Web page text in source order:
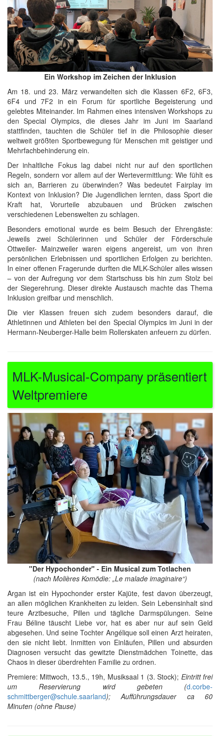
Ein Workshop im Zeichen der Inklusion
Am 18. und 23. März verwandelten sich die Klassen 6F2, 6F3,
6F4 und 7F2 in ein Forum für sportliche Begeisterung und
gelebtes Miteinander. Im Rahmen eines intensiven Workshops zu
den Special Olympics, die dieses Jahr im Juni im Saarland
stattfinden, tauchten die Schüler tief in die Philosophie dieser
weltweit größten Sportbewegung für Menschen mit geistiger und
Mehrfachbehinderung ein.
Der inhaltliche Fokus lag dabei nicht nur auf den sportlichen
Regeln, sondern vor allem auf der Wertevermittlung: Wie fühlt es
sich an, Barrieren zu überwinden? Was bedeutet Fairplay im
Kontext von Inklusion? Die Jugendlichen lernten, dass Sport die
Kraft hat, Vorurteile abzubauen und Brücken zwischen
verschiedenen Lebenswelten zu schlagen.
Besonders emotional wurde es beim Besuch der Ehrengäste:
Jeweils zwei Schülerinnen und Schüler der Förderschule
Ottweiler- Mainzweiler waren eigens angereist, um von ihren
persönlichen Erlebnissen und sportlichen Erfolgen zu berichten.
In einer offenen Fragerunde durften die MLK-Schüler alles wissen
– von der Aufregung vor dem Startschuss bis hin zum Stolz bei
der Siegerehrung. Dieser direkte Austausch machte das Thema
Inklusion greifbar und menschlich.
Die vier Klassen freuen sich zudem besonders darauf, die
Athletinnen und Athleten bei den Special Olympics im Juni in der
Hermann-Neuberger-Halle beim Rollerskaten anfeuern zu dürfen.
MLK-Musical-Company präsentiert
Weltpremiere
"Der Hypochonder" - Ein Musical zum Totlachen
(nach Molières Komödie: „Le malade imaginaire“)
Argan ist ein Hypochonder erster Kajüte, fest davon überzeugt,
an allen möglichen Krankheiten zu leiden. Sein Lebensinhalt sind
teure Arztbesuche, Pillen und tägliche Darmspülungen. Seine
Frau Béline täuscht Liebe vor, hat es aber nur auf sein Geld
abgesehen. Und seine Tochter Angélique soll einen Arzt heiraten,
den sie nicht liebt. Inmitten von Einläufen, Pillen und absurden
Diagnosen versucht das gewitzte Dienstmädchen Toinette, das
Chaos in dieser überdrehten Familie zu ordnen.
Premiere: Mittwoch, 13.5., 19h, Musiksaal 1 (3. Stock); Eintritt frei
um Reservierung wird gebeten (d.corbe-
schmittberger@schule.saarland); Aufführungsdauer ca 60
Minuten (ohne Pause)